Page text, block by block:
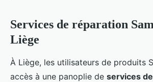
Services de réparation
Liège
À Liège, les utilisateurs de produits
accès à une panoplie de services